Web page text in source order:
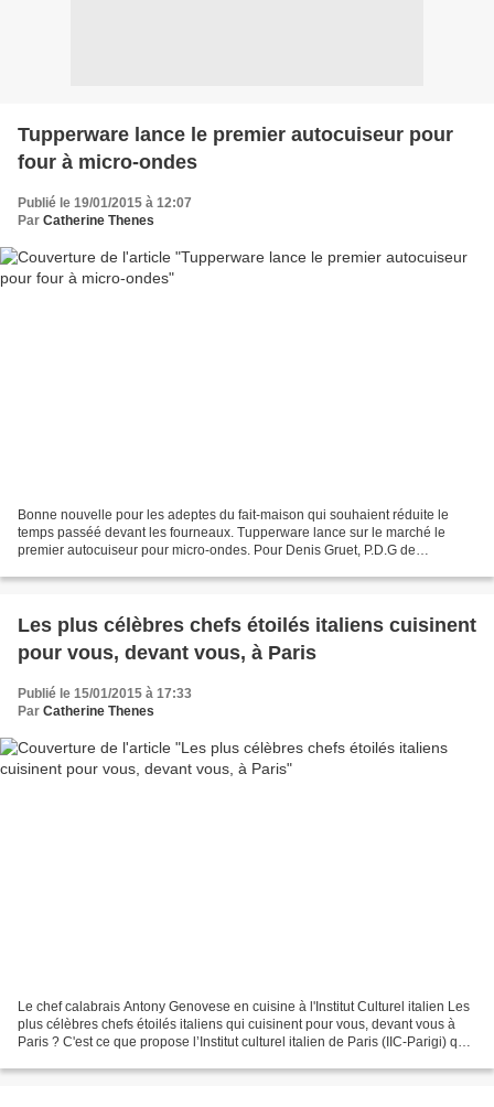
Tupperware lance le premier autocuiseur pour
four à micro-ondes
Publié le 19/01/2015 à 12:07
Par Catherine Thenes
Bonne nouvelle pour les adeptes du fait-maison qui souhaient réduite le
temps passéé devant les fourneaux. Tupperware lance sur le marché le
premier autocuiseur pour micro-ondes. Pour Denis Gruet, P.D.G de
Les plus célèbres chefs étoilés italiens cuisinent
pour vous, devant vous, à Paris
Publié le 15/01/2015 à 17:33
Par Catherine Thenes
Le chef calabrais Antony Genovese en cuisine à l'Institut Culturel italien Les
plus célèbres chefs étoilés italiens qui cuisinent pour vous, devant vous à
Paris ? C'est ce que propose l’Institut culturel italien de Paris (IIC-Parigi) qui,